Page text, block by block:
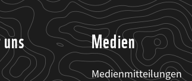
Medien
Medienmitteilungen